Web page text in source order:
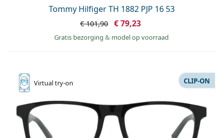
Tommy Hilfiger TH 1882 PJP 16 53
€ 101,90 € 79,23
Gratis bezorging & model op voorraad
Virtualtry-on CLIP-ON